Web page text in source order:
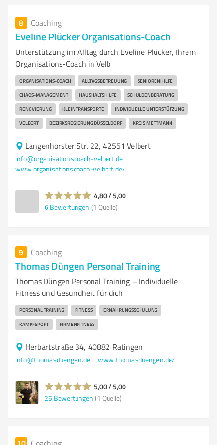
8 Coaching
Eveline Plücker Organisations-Coach
Unterstützung im Alltag durch Eveline Plücker, Ihrem
Organisations-Coach in Velb
ORGANISATIONS-COACH ALLTAGSBETREUUNG SENIORENHILFE
CHAOS-MANAGEMENT HAUSHALTSHILFE SCHULDENBERATUNG
RENOVIERUNG KLEINTRANSPORTE INDIVIDUELLE UNTERSTÜTZUNG
VELBERT BEZIRKSREGIERUNG DÜSSELDORF KREIS METTMANN
Langenhorster Str. 22, 42551 Velbert
info@organisationscoach-velbert.de
www.organisationscoach-velbert.de/
4,80 / 5,00
6 Bewertungen (1 Quelle)
9 Coaching
Thomas Düngen Personal Training
Thomas Düngen Personal Training – Individuelle
Fitness und Gesundheit für dich
PERSONAL TRAINING FITNESS ERNÄHRUNGSSCHULUNG
KAMPFSPORT FIRMENFITNESS
Herbartstraße 34, 40882 Ratingen
info@thomasduengen.de www.thomasduengen.de/
5,00 / 5,00
25 Bewertungen (1 Quelle)